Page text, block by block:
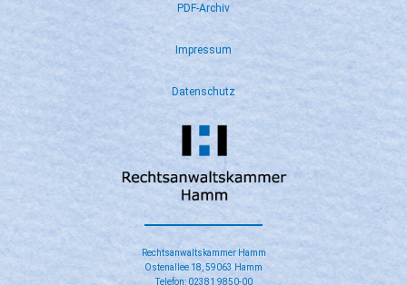
PDF-Archiv
Impressum
Datenschutz
Rechtsanwaltskammer Hamm
Ostenallee 18, 59063 Hamm
Telefon: 02381 9850-00